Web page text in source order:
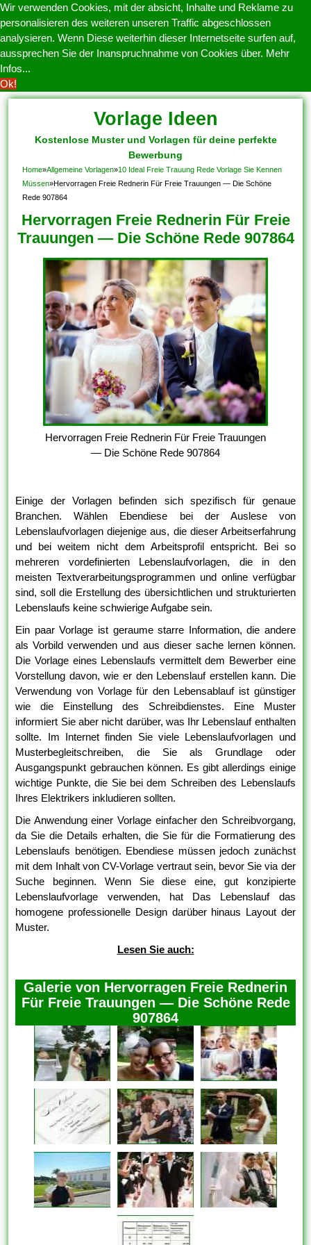
Wir verwenden Cookies, mit der absicht, Inhalte und Reklame zu
personalisieren des weiteren unseren Traffic abgeschlossen
analysieren. Wenn Diese weiterhin dieser Internetseite surfen auf,
aussprechen Sie der Inanspruchnahme von Cookies über. Mehr
Infos...
Ok!
Vorlage Ideen
Kostenlose Muster und Vorlagen für deine perfekte
Bewerbung
Home»Allgemeine Vorlagen»10 Ideal Freie Trauung Rede Vorlage Sie Kennen
Müssen»Hervorragen Freie Rednerin Für Freie Trauungen — Die Schöne
Rede 907864
Hervorragen Freie Rednerin Für Freie
Trauungen — Die Schöne Rede 907864
Hervorragen Freie Rednerin Für Freie Trauungen
— Die Schöne Rede 907864
Einige der Vorlagen befinden sich spezifisch für genaue
Branchen. Wählen Ebendiese bei der Auslese von
Lebenslaufvorlagen diejenige aus, die dieser Arbeitserfahrung
und bei weitem nicht dem Arbeitsprofil entspricht. Bei so
mehreren vordefinierten Lebenslaufvorlagen, die in den
meisten Textverarbeitungsprogrammen und online verfügbar
sind, soll die Erstellung des übersichtlichen und strukturierten
Lebenslaufs keine schwierige Aufgabe sein.
Ein paar Vorlage ist geraume starre Information, die andere
als Vorbild verwenden und aus dieser sache lernen können.
Die Vorlage eines Lebenslaufs vermittelt dem Bewerber eine
Vorstellung davon, wie er den Lebenslauf erstellen kann. Die
Verwendung von Vorlage für den Lebensablauf ist günstiger
wie die Einstellung des Schreibdienstes. Eine Muster
informiert Sie aber nicht darüber, was Ihr Lebenslauf enthalten
sollte. Im Internet finden Sie viele Lebenslaufvorlagen und
Musterbegleitschreiben, die Sie als Grundlage oder
Ausgangspunkt gebrauchen können. Es gibt allerdings einige
wichtige Punkte, die Sie bei dem Schreiben des Lebenslaufs
Ihres Elektrikers inkludieren sollten.
Die Anwendung einer Vorlage einfacher den Schreibvorgang,
da Sie die Details erhalten, die Sie für die Formatierung des
Lebenslaufs benötigen. Ebendiese müssen jedoch zunächst
mit dem Inhalt von CV-Vorlage vertraut sein, bevor Sie via der
Suche beginnen. Wenn Sie diese eine, gut konzipierte
Lebenslaufvorlage verwenden, hat Das Lebenslauf das
homogene professionelle Design darüber hinaus Layout der
Muster.
Lesen Sie auch:
Galerie von Hervorragen Freie Rednerin
Für Freie Trauungen — Die Schöne Rede
907864